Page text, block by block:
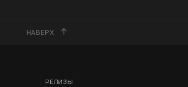
НАВЕРХ
РЕЛИЗЫ